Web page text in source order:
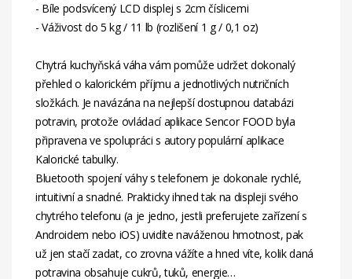
- Bíle podsvícený LCD displej s 2cm číslicemi
- Váživost do 5 kg / 11 lb (rozlišení 1 g / 0,1 oz)
Chytrá kuchyňská váha vám pomůže udržet dokonalý
přehled o kalorickém příjmu a jednotlivých nutričních
složkách. Je navázána na nejlepší dostupnou databázi
potravin, protože ovládací aplikace Sencor FOOD byla
připravena ve spolupráci s autory populární aplikace
Kalorické tabulky.
Bluetooth spojení váhy s telefonem je dokonale rychlé,
intuitivní a snadné. Prakticky ihned tak na displeji svého
chytrého telefonu (a je jedno, jestli preferujete zařízení s
Androidem nebo iOS) uvidíte naváženou hmotnost, pak
už jen stačí zadat, co zrovna vážíte a hned víte, kolik daná
potravina obsahuje cukrů, tuků, energie…